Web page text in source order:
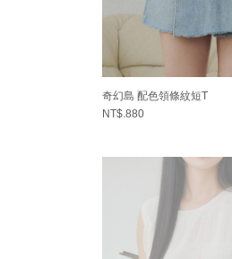
奇幻島 配色領條紋短T
NT$.880